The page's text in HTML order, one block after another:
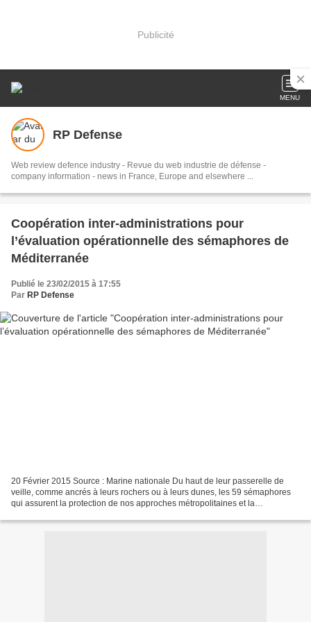
Publicité
MENU
RP Defense
Web review defence industry - Revue du web industrie de défense -
company information - news in France, Europe and elsewhere ...
Coopération inter-administrations pour
l’évaluation opérationnelle des sémaphores de
Méditerranée
Publié le 23/02/2015 à 17:55
Par RP Defense
20 Février 2015 Source : Marine nationale Du haut de leur passerelle de
veille, comme ancrés à leurs rochers ou à leurs dunes, les 59 sémaphores
qui assurent la protection de nos approches métropolitaines et la